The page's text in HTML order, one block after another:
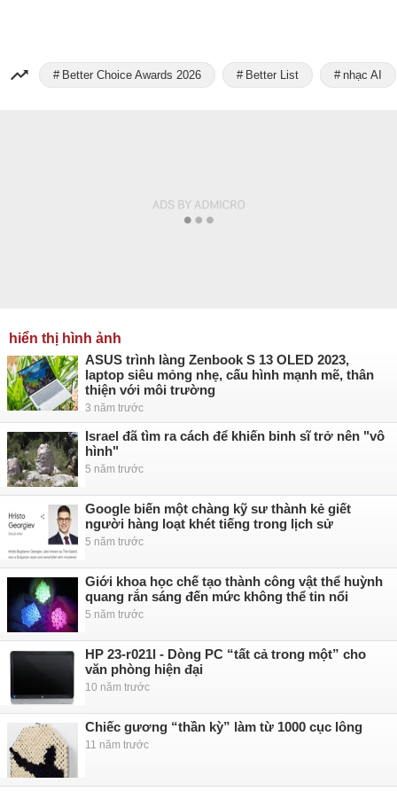
Better Choice Awards 2026 Better List nhạc AI
hiển thị hình ảnh
ASUS trình làng Zenbook S 13 OLED 2023,
laptop siêu mỏng nhẹ, cấu hình mạnh mẽ, thân
thiện với môi trường
3 năm trước
Israel đã tìm ra cách để khiến binh sĩ trở nên "vô
hình"
5 năm trước
Google biến một chàng kỹ sư thành kẻ giết
người hàng loạt khét tiếng trong lịch sử
5 năm trước
Giới khoa học chế tạo thành công vật thể huỳnh
quang rắn sáng đến mức không thể tin nổi
5 năm trước
HP 23-r021l - Dòng PC “tất cả trong một” cho
văn phòng hiện đại
10 năm trước
Chiếc gương “thần kỳ” làm từ 1000 cục lông
11 năm trước